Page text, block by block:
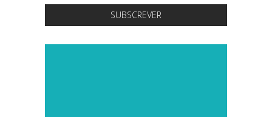
SUBSCREVER